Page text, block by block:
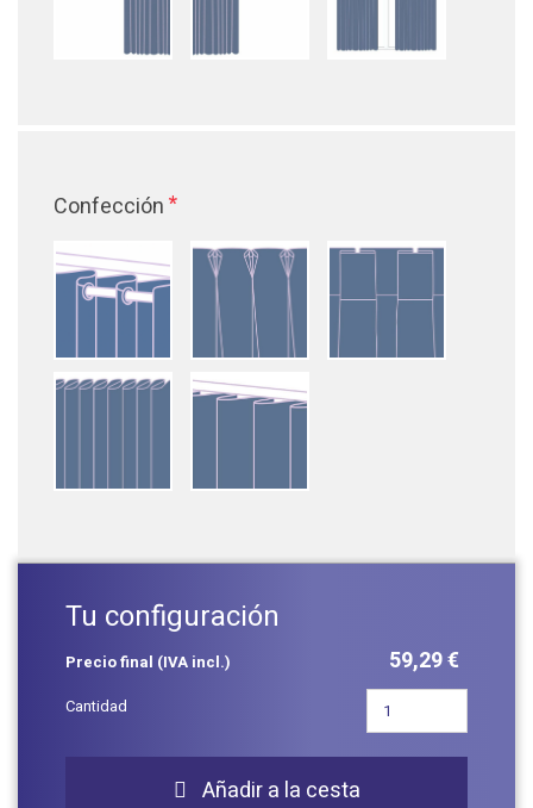
Confección *
Tu configuración
Precio final (IVA incl.) 59,29 €
Cantidad
 Añadir a la cesta